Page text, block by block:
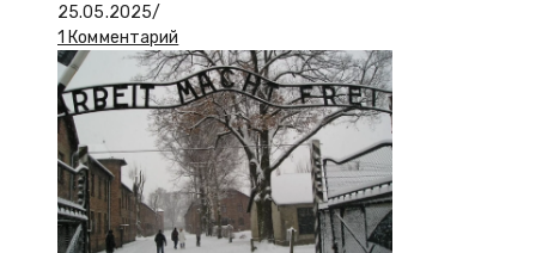
25.05.2025/
1 Комментарий